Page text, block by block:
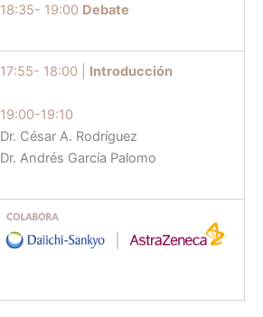
18:35- 19:00 Debate
17:55- 18:00 | Introducción
19:00-19:10
Dr. César A. Rodríguez
Dr. Andrés García Palomo